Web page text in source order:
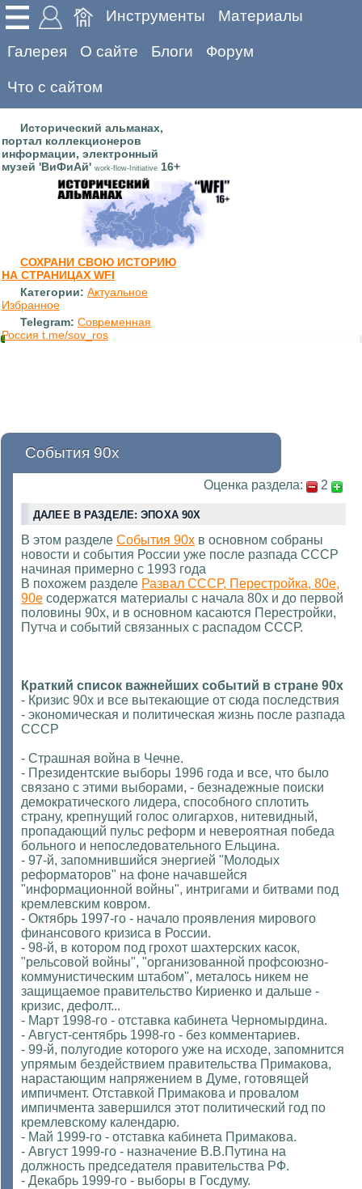
Инструменты Материалы
Галерея О сайте Блоги Форум
Что с сайтом
Исторический альманах,
портал коллекционеров
информации, электронный
музей 'ВиФиАй' work-flow-Initiative 16+
СОХРАНИ СВОЮ ИСТОРИЮ
НА СТРАНИЦАХ WFI
Категории: Актуальное
Избранное
Telegram: Современная
Россия t.me/sov_ros
События 90х
Оценка раздела: 2
ДАЛЕЕ В РАЗДЕЛЕ: ЭПОХА 90Х
В этом разделе События 90х в основном собраны
новости и события России уже после разпада СССР
начиная примерно с 1993 года
В похожем разделе Развал СССР, Перестройка, 80е,
90е содержатся материалы с начала 80х и до первой
половины 90х, и в основном касаются Перестройки,
Путча и событий связанных с распадом СССР.
Краткий список важнейших событий в стране 90х
- Кризис 90х и все вытекающие от сюда последствия
- экономическая и политическая жизнь после разпада
СССР
- Страшная война в Чечне.
- Президентские выборы 1996 года и все, что было
связано с этими выборами, - безнадежные поиски
демократического лидера, способного сплотить
страну, крепнущий голос олигархов, нитевидный,
пропадающий пульс реформ и невероятная победа
больного и непоследовательного Ельцина.
- 97-й, запомнившийся энергией "Молодых
реформаторов" на фоне начавшейся
"информационной войны", интригами и битвами под
кремлевским ковром.
- Октябрь 1997-го - начало проявления мирового
финансового кризиса в России.
- 98-й, в котором под грохот шахтерских касок,
"рельсовой войны", "организованной профсоюзно-
коммунистическим штабом", металось никем не
защищаемое правительство Кириенко и дальше -
кризис, дефолт...
- Март 1998-го - отставка кабинета Черномырдина.
- Август-сентябрь 1998-го - без комментариев.
- 99-й, полугодие которого уже на исходе, запомнится
упрямым бездействием правительства Примакова,
нарастающим напряжением в Думе, готовящей
импичмент. Отставкой Примакова и провалом
импичмента завершился этот политический год по
кремлевскому календарю.
- Май 1999-го - отставка кабинета Примакова.
- Август 1999-го - назначение В.В.Путина на
должность председателя правительства РФ.
- Декабрь 1999-го - выборы в Госдуму.